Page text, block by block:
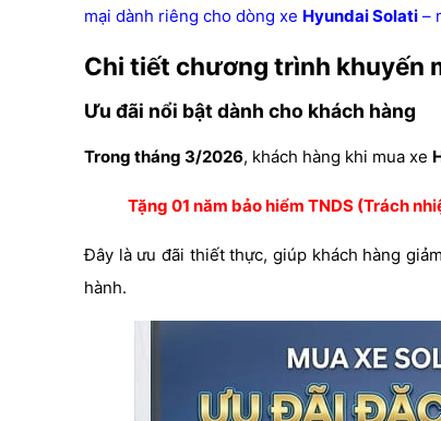
mại dành riêng cho dòng xe Hyundai Solati –
Chi tiết chương trình khuyến
Ưu đãi nổi bật dành cho khách hàng
Trong tháng 3/2026, khách hàng khi mua xe
Tặng 01 năm bảo hiểm TNDS (Trách
Đây là ưu đãi thiết thực, giúp khách hàng
hành.